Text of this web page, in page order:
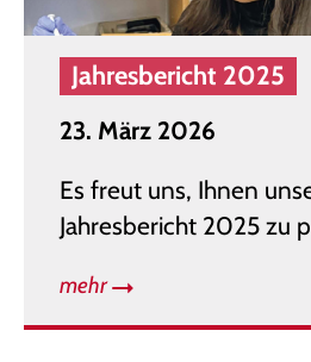
Jahresbericht 2025
23. März 2026
Es freut uns, Ihnen
Jahresbericht 2025 zu
mehr